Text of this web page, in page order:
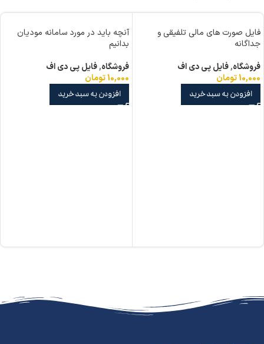
فایل صورت های مالی تلفیقی و
جداگانه
فروشگاه,فایل پی دی اف
10,000تومان
افزودن به سبد خرید
آنچه باید در مورد سامانه مودیان
بدانیم
فروشگاه,فایل پی دی اف
10,000تومان
افزودن به سبد خرید